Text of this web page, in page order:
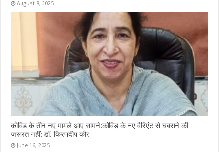
August 8, 2025
कोविड के तीन नए मामले आए सामने:कोविड के नए वैरिएंट से घबराने की
जरूरत नहीं: डॉ. किरणदीप कौर
June 16, 2025